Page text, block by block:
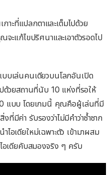
ะที่แปลกตาและเต็มไปด้วย
ะแก้ไขปริศนาและเอาตัวรอดไป
บบเล่นคนเดียวบนโลกอันเปิด
ด้วยสถานที่นับ 10 แห่งที่รอให้
แบบ โดยเกมนี้ คุณคือผู้เล่นที่มี
มีค่า รับรองว่าไม่มีคำว่าซ้ำซาก
อเดียใหม่เฉพาะตัว เข้ามาผสม
อเดียคับสมองจริง ๆ ครับ